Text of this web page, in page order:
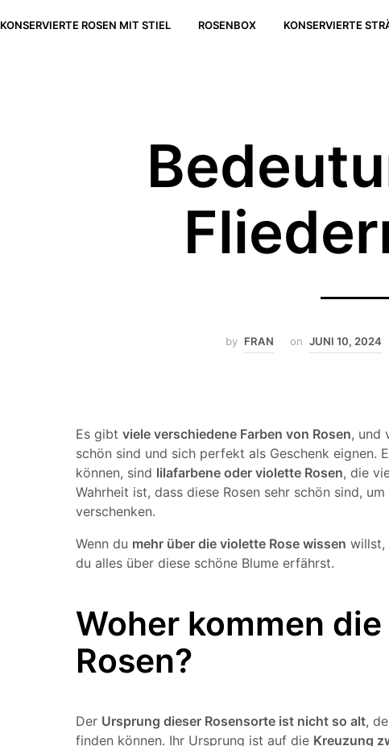
KONSERVIERTE ROSEN MIT STIEL ROSENBOX KONSERVIERTE
by FRAN on JUNI 10, 2024
Es gibt viele verschiedene Farben von Rosen, und
schön sind und sich perfekt als Geschenk eignen.
können, sind lilafarbene oder violette Rosen, die
Wahrheit ist, dass diese Rosen sehr schön sind,
verschenken.
Wenn du mehr über die violette Rose wissen willst,
du alles über diese schöne Blume erfährst.
Woher kommen
Rosen?
Der Ursprung dieser Rosensorte ist nicht so alt,
finden können. Ihr Ursprung ist auf die Kreuzung